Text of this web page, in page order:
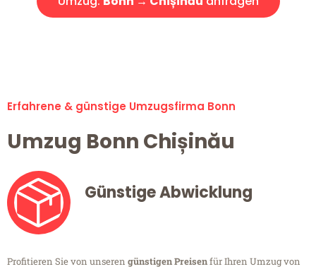
Erfahrene & günstige Umzugsfirma Bonn
Umzug Bonn Chișinău
Günstige Abwicklung
Profitieren Sie von unseren günstigen Preisenfür Ihren Umzug von